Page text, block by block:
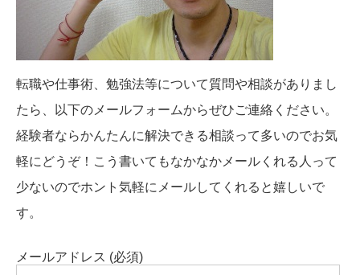
転職や仕事術、勉強法等について質問や相談がありまし
たら、以下のメールフォームからぜひご連絡ください。
経験者ならかんたんに解決できる相談って多いのでお気
軽にどうぞ！こう書いてもなかなかメールくれる人って
少ないのでホント気軽にメールしてくれると嬉しいで
す。
メールアドレス (必須)